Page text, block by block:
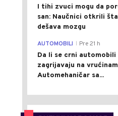
I tihi zvuci mogu da
san: Naučnici otkrili
dešava mozgu
AUTOMOBILI Pre 21 h
Da li se crni automobili
zagrijavaju na
Automehaničar sa...